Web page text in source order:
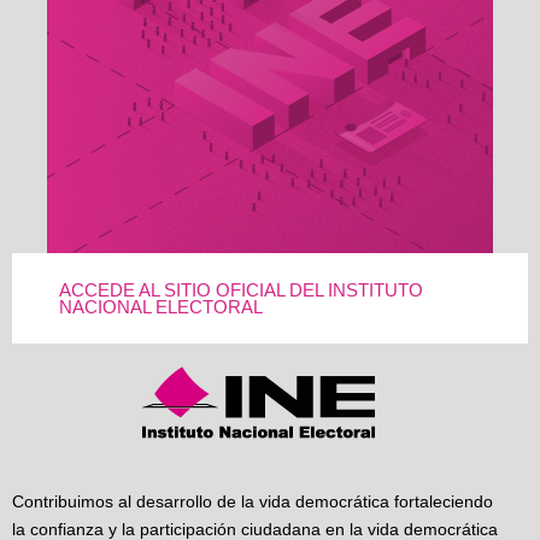
ACCEDE AL SITIO OFICIAL DEL INSTITUTO
NACIONAL ELECTORAL
Contribuimos al desarrollo de la vida democrática fortaleciendo
la confianza y la participación ciudadana en la vida democrática